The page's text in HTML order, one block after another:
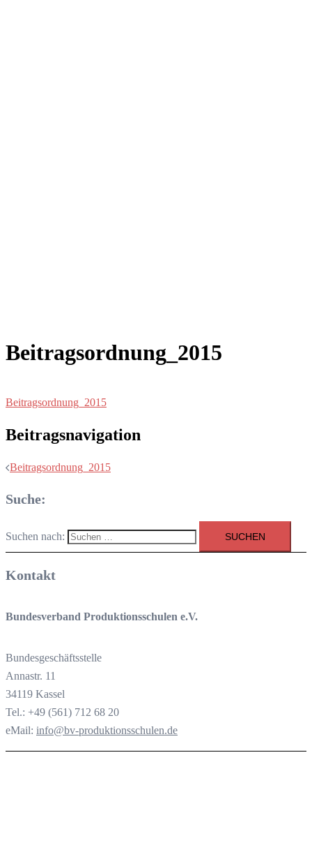
Beitragsordnung_2015
Beitragsordnung_2015
Beitragsnavigation
Beitragsordnung_2015
Suche:
Suchen nach:
Kontakt
Bundesverband Produktionsschulen e.V.
Bundesgeschäftsstelle
Annastr. 11
34119 Kassel
Tel.: +49 (561) 712 68 20
eMail: info@bv-produktionsschulen.de